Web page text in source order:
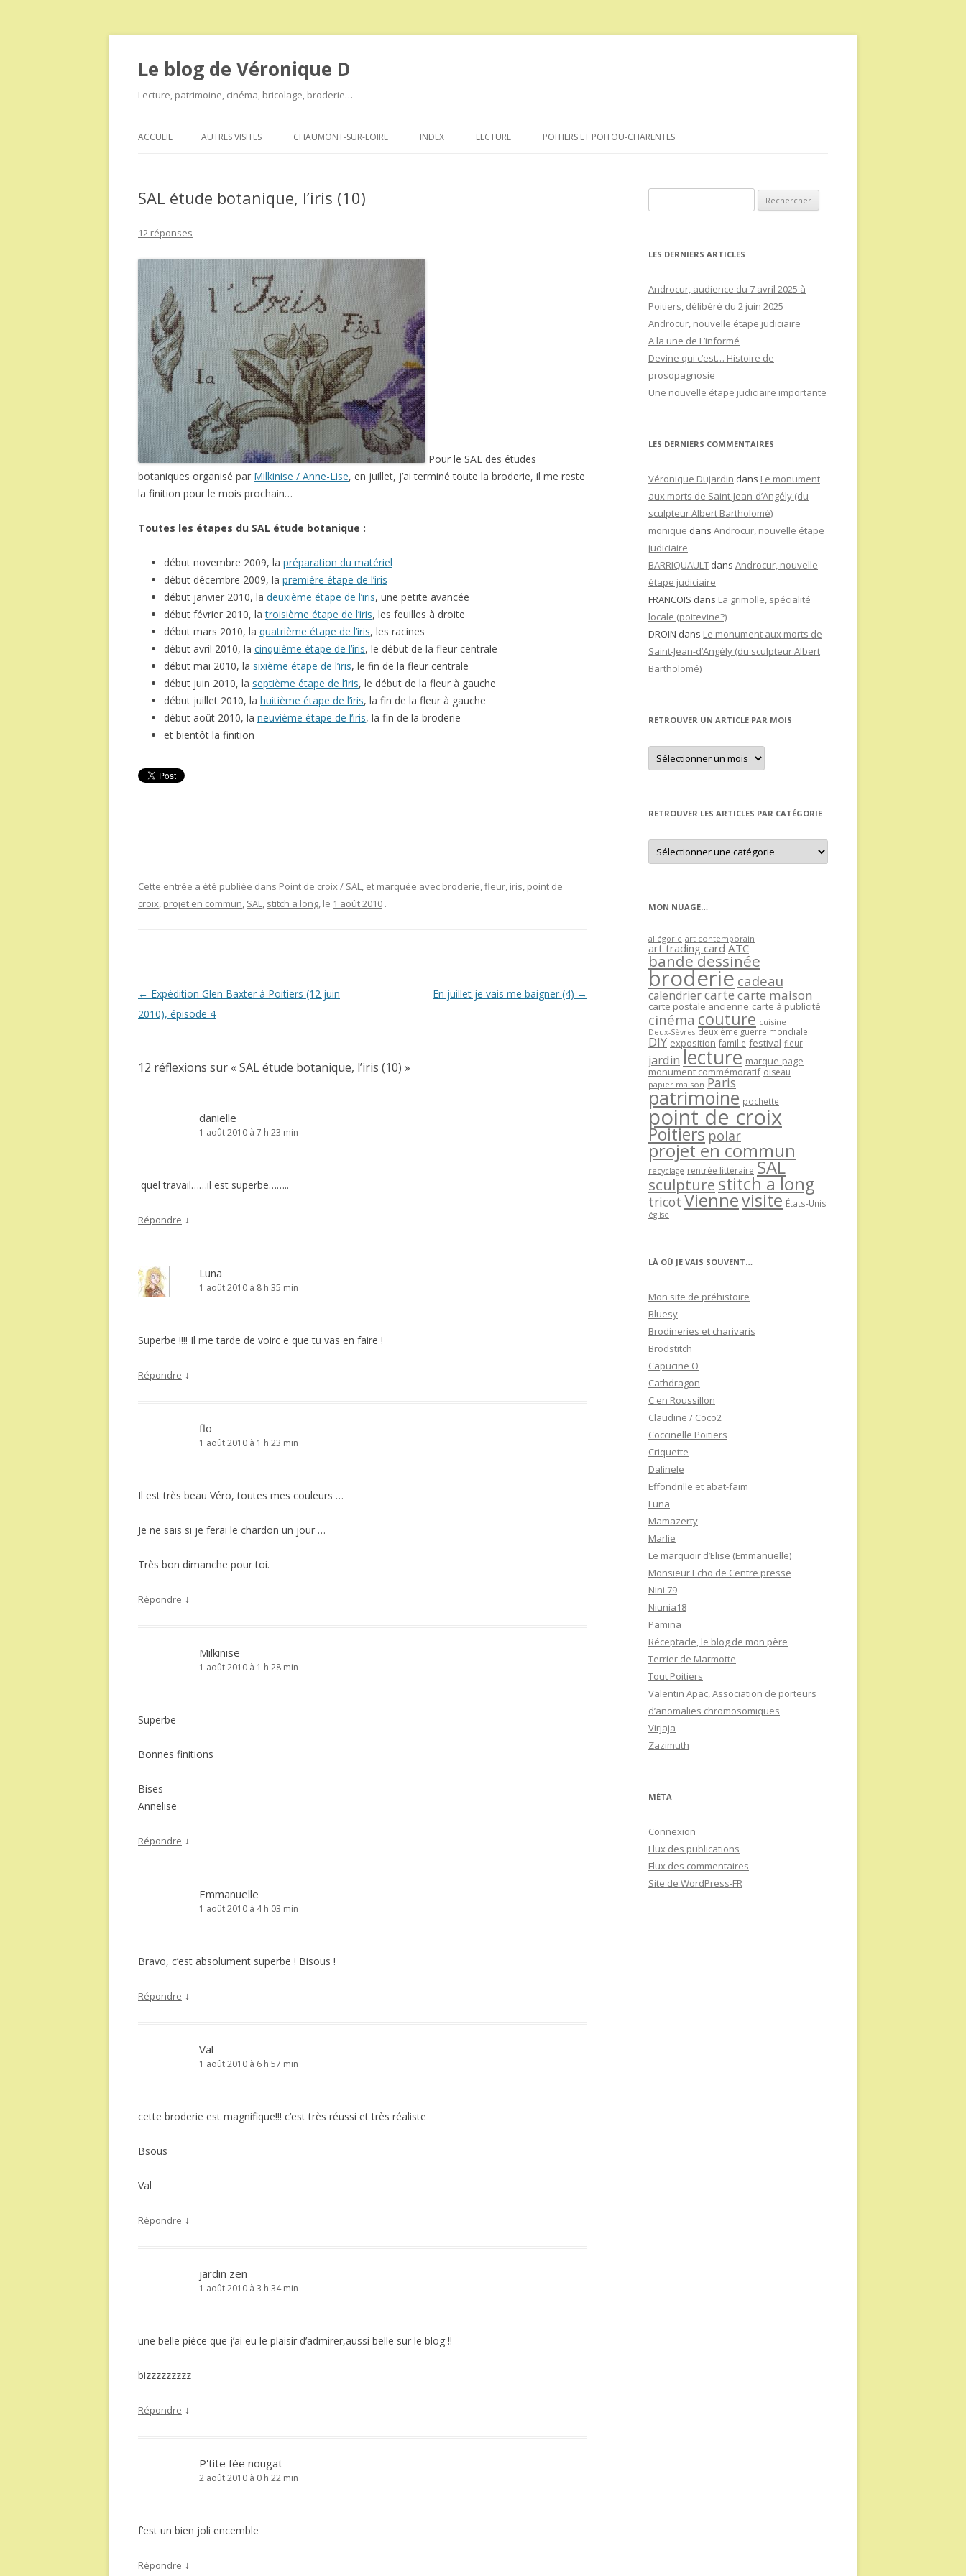
Le blog de Véronique D
Lecture, patrimoine, cinéma, bricolage, broderie…
au
ACCUEIL AUTRES VISITES CHAUMONT-SUR-LOIRE INDEX LECTURE POITIERS ET POITOU-CHARENTES
SAL étude botanique, l’iris (10)
12 réponses
Pour le SAL des études
botaniques organisé par Milkinise / Anne-Lise, en juillet, j’ai terminé toute la broderie, il me reste
la finition pour le mois prochain…
Toutes les étapes du SAL étude botanique :
début novembre 2009, la préparation du matériel
début décembre 2009, la première étape de l’iris
début janvier 2010, la deuxième étape de l’iris, une petite avancée
début février 2010, latroisième étape de l’iris, les feuilles à droite
début mars 2010, la quatrième étape de l’iris, les racines
début avril 2010, la cinquième étape de l’iris, le début de la fleur centrale
début mai 2010, la sixième étape de l’iris, le fin de la fleur centrale
début juin 2010, la septième étape de l’iris, le début de la fleur à gauche
début juillet 2010, la huitième étape de l’iris, la fin de la fleur à gauche
début août 2010, la neuvième étape de l’iris, la fin de la broderie
et bientôt la finition
Cette entrée a été publiée dans Point de croix / SAL, et marquée avec broderie,fleur, iris, point de
croix, projet en commun, SAL, stitch a long, le 1 août 2010 .
Navigation
des
← Expédition Glen Baxter à Poitiers (12 juin
2010), épisode 4
En juillet je vais me baigner (4) →
12 réflexions sur «SAL étude botanique, l’iris (10) »
danielle
1 août 2010 à 7 h 23 min
quel travail……il est superbe……..
Répondre ↓
Luna
1 août 2010 à 8 h 35 min
Superbe !!!! Il me tarde de voirc e que tu vas en faire !
Répondre ↓
flo
1 août 2010 à 1 h 23 min
Il est très beau Véro, toutes mes couleurs …
Je ne sais si je ferai le chardon un jour …
Très bon dimanche pour toi.
Répondre ↓
Milkinise
1 août 2010 à 1 h 28 min
Superbe
Bonnes finitions
Bises
Annelise
Répondre ↓
Emmanuelle
1 août 2010 à 4 h 03 min
Bravo, c’est absolument superbe ! Bisous !
Répondre ↓
Val
1 août 2010 à 6 h 57 min
cette broderie est magnifique!!! c’est très réussi et très réaliste
Bsous
Val
Répondre ↓
jardin zen
1 août 2010 à 3 h 34 min
une belle pièce que j’ai eu le plaisir d’admirer,aussi belle sur le blog !!
bizzzzzzzzz
Répondre ↓
P'tite fée nougat
2 août 2010 à 0 h 22 min
f’est un bien joli encemble
Répondre ↓
LES DERNIERS ARTICLES
Androcur, audience du 7 avril 2025 à
Poitiers, délibéré du 2 juin 2025
Androcur, nouvelle étape judiciaire
A la une de L’informé
Devine qui c’est… Histoire de
prosopagnosie
Une nouvelle étape judiciaire importante
LES DERNIERS COMMENTAIRES
Véronique Dujardin dans Le monument
aux morts de Saint-Jean-d’Angély (du
sculpteur Albert Bartholomé)
monique dans Androcur, nouvelle étape
judiciaire
BARRIQUAULT dans Androcur, nouvelle
étape judiciaire
FRANCOIS dans La grimolle, spécialité
locale (poitevine?)
DROIN dans Le monument aux morts de
Saint-Jean-d’Angély (du sculpteur Albert
Bartholomé)
RETROUVER UN ARTICLE PAR MOIS
Retrouver
un
article
RETROUVER LES ARTICLES PAR CATÉGORIE
Retrouver
les
articles
MON NUAGE…
allégorie art contemporain
art trading card ATC
bande dessinée
broderie cadeau
calendriercartecarte maison
carte postale ancienne carte à publicité
cinéma couture cuisine
Deux-Sèvres deuxième guerre mondiale
DIY exposition famille festival fleur
jardin lecture marque-page
monument commémoratif oiseau
papier maison Paris
patrimoine pochette
point de croix
Poitiers polar
projet en commun
recyclage rentrée littéraire SAL
sculpture stitch a long
tricot Viennevisite États-Unis
église
LÀ OÙ JE VAIS SOUVENT…
Mon site de préhistoire
Bluesy
Brodineries et charivaris
Brodstitch
Capucine O
Cathdragon
C en Roussillon
Claudine / Coco2
Coccinelle Poitiers
Criquette
Dalinele
Effondrille et abat-faim
Luna
Mamazerty
Marlie
Le marquoir d’Elise (Emmanuelle)
Monsieur Echo de Centre presse
Nini 79
Niunia18
Pamina
Réceptacle, le blog de mon père
Terrier de Marmotte
Tout Poitiers
Valentin Apac, Association de porteurs
d’anomalies chromosomiques
Virjaja
Zazimuth
MÉTA
Connexion
Flux des publications
Flux des commentaires
Site de WordPress-FR